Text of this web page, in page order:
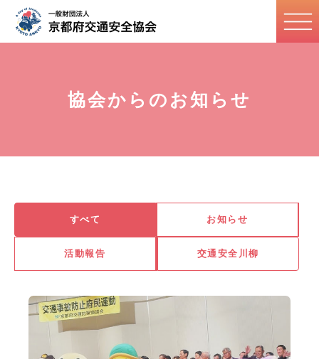
協会からのお知らせ
すべて お知らせ
活動報告 交通安全川柳